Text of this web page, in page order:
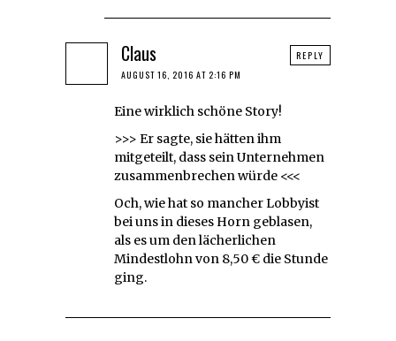
Claus
AUGUST 16, 2016 AT 2:16 PM
Eine wirklich schöne Story!
>>> Er sagte, sie hätten ihm
mitgeteilt, dass sein Unternehmen
zusammenbrechen würde <<<
Och, wie hat so mancher Lobbyist
bei uns in dieses Horn geblasen,
als es um den lächerlichen
Mindestlohn von 8,50 € die Stunde
ging.
REPLY